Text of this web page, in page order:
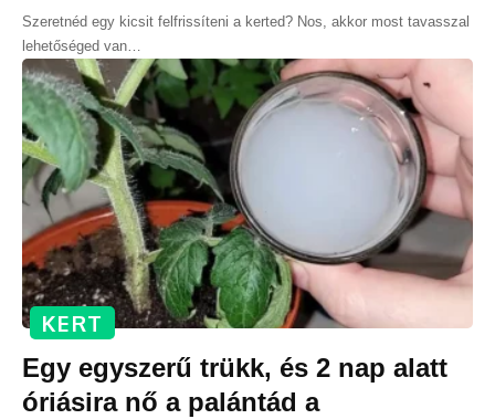
Szeretnéd egy kicsit felfrissíteni a kerted? Nos, akkor most tavasszal
lehetőséged van
KERT
Egy egyszerű trükk, és 2 nap alatt
óriásira nő a palántád a